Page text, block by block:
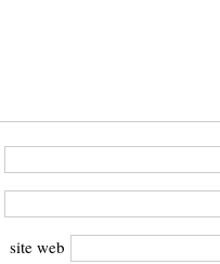
site web